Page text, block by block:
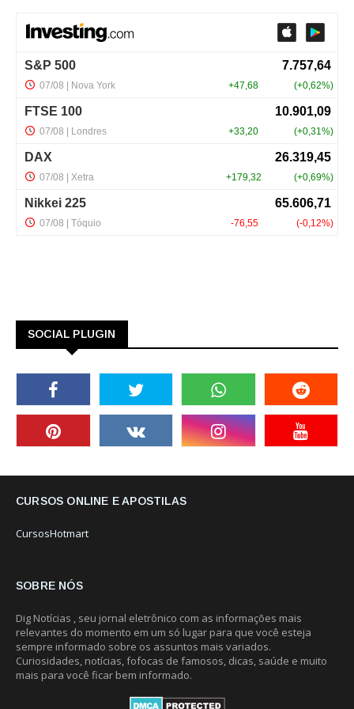
SOCIAL PLUGIN
CURSOS ONLINE E APOSTILAS
CursosHotmart
SOBRE NÓS
Dig Notícias , seu jornal eletrônico com as informações mais
relevantes do momento em um só lugar para que você esteja
sempre informado sobre os assuntos mais variados.
Curiosidades, notícias, fofocas de famosos, dicas, saúde e muito
mais para você ficar bem informado.